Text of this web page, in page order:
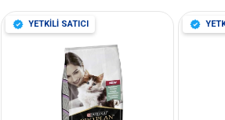
YETKİLİ SATICI